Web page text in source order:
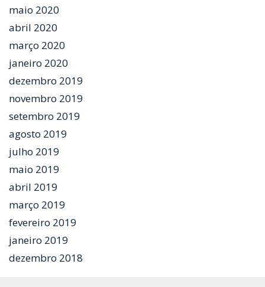
maio 2020
abril 2020
março 2020
janeiro 2020
dezembro 2019
novembro 2019
setembro 2019
agosto 2019
julho 2019
maio 2019
abril 2019
março 2019
fevereiro 2019
janeiro 2019
dezembro 2018